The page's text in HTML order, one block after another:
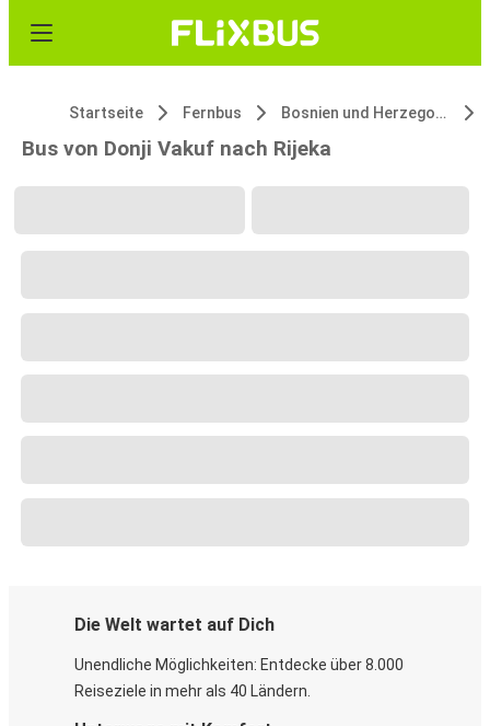
Startseite Fernbus Bosnien und Herzegowina
Bus von Donji Vakuf nach Rijeka
Die Welt wartet auf Dich
Unendliche Möglichkeiten: Entdecke über 8.000
Reiseziele in mehr als 40 Ländern.